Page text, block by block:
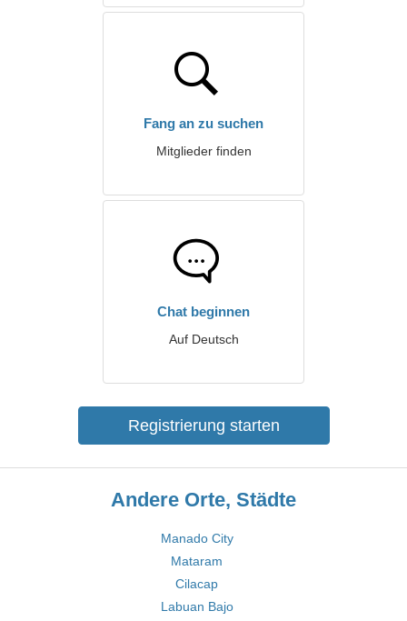
Fang an zu suchen
Mitglieder finden
Chat beginnen
Auf Deutsch
Registrierung starten
Andere Orte, Städte
Manado City
Mataram
Cilacap
Labuan Bajo